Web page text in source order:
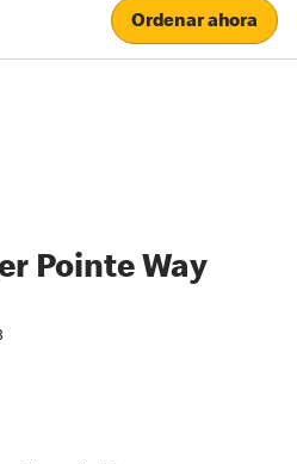
Ordenar ahora
Pointe Way